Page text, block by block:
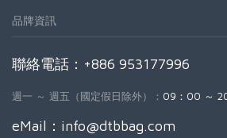
品牌資訊
聯絡電話：+886 953177996
週一 ～ 週五（國定假日除外）： 09：00 ～
eMail： info@dtbbag.com